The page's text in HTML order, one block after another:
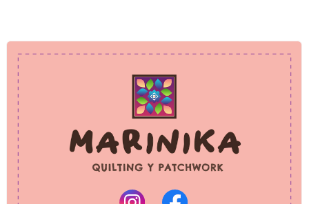
© 2025 Marinika
All rights reserved